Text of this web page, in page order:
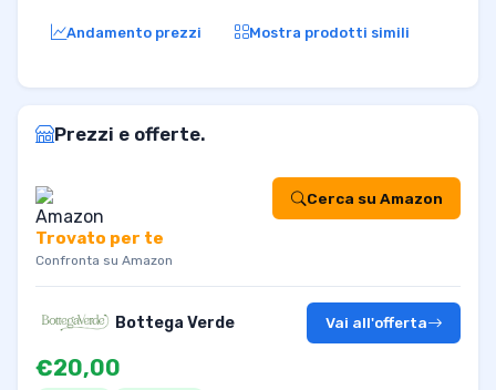
Andamento prezzi Mostra prodotti simili
Prezzi e offerte.
Trovato per te
Confronta su Amazon
Cerca su Amazon
Bottega Verde
€20,00
Vai all'offerta